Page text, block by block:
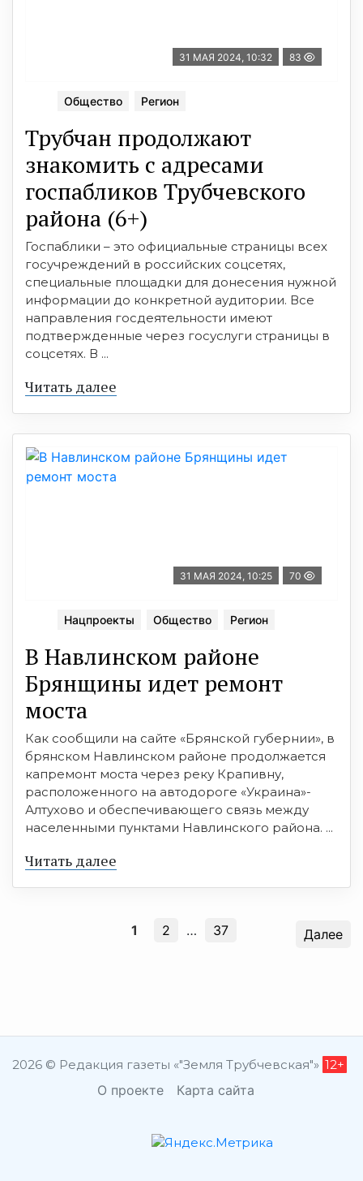
31 МАЯ 2024, 10:32 83
Общество Регион
Трубчан продолжают
знакомить с адресами
госпабликов Трубчевского
района (6+)
Госпаблики – это официальные страницы всех
госучреждений в российских соцсетях,
специальные площадки для донесения нужной
информации до конкретной аудитории. Все
направления госдеятельности имеют
подтвержденные через госуслуги страницы в
соцсетях. В ...
Читать далее
31 МАЯ 2024, 10:25 70
Нацпроекты Общество Регион
В Навлинском районе
Брянщины идет ремонт
моста
Как сообщили на сайте «Брянской губернии», в
брянском Навлинском районе продолжается
капремонт моста через реку Крапивну,
расположенного на автодороге «Украина»-
Алтухово и обеспечивающего связь между
населенными пунктами Навлинского района. ...
Читать далее
1 2 … 37 Далее
2026 © Редакция газеты «"Земля Трубчевская"» 12+
О проекте Карта сайта